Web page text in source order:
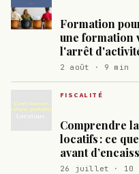
Formation
une formation
l'arrêt
2 août · 9 min
FISCALITÉ
Comprendre
locatifs : ce
avant
26 juillet · 10